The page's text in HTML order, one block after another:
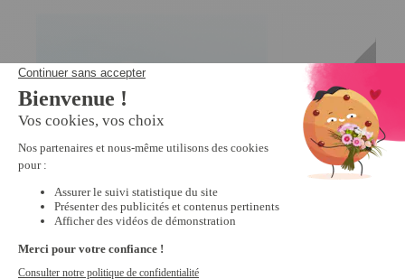
Lot de 2 paires antiglisse bretelles